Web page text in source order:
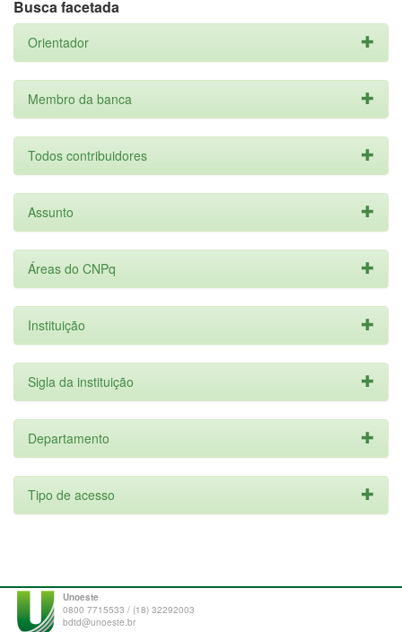
Busca facetada
Orientador
Membro da banca
Todos contribuidores
Assunto
Áreas do CNPq
Instituição
Sigla da instituição
Departamento
Tipo de acesso
Unoeste
0800 7715533 / (18) 32292003
bdtd@unoeste.br